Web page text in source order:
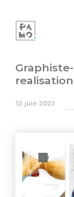
12 juin 2023